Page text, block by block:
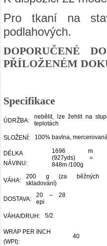
Pro tkaní na
podlahových.
DOPORUČENÉ
PŘÍLOŽENÉM
Specifikace
ÚDRŽBA:
nebělit, lze žehlit na
teplotách
SLOŽENÍ: 100% bavlna,
DÉLKA
NÁVINU:
1696 m
(927yds) =
848m /100g
VÁHA:
200 g (za běžných
skladování)
DOSTAVA:
20 – 28
epi
VÁHA/DRUH: 5/2
WRAP PER INCH
(WPI):
40